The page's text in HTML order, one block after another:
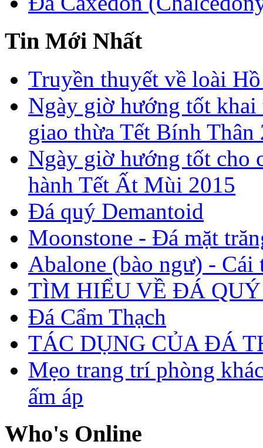
Tin Mới Nhất
Truyền thuyết về loài
Ngày giờ hướng tốt
giao thừa Tết Bính Thân
Ngày giờ hướng tốt cho
hành Tết Ất Mùi 2015
Đá quý Demantoid
Moonstone - Đá mặt
Abalone (bào ngư) - Cái
TÌM HIỂU VỀ ĐÁ QUÝ
Đá Cẩm Thạch
TÁC DỤNG CỦA ĐÁ
Mẹo trang trí phòng
ấm áp
Who's Online